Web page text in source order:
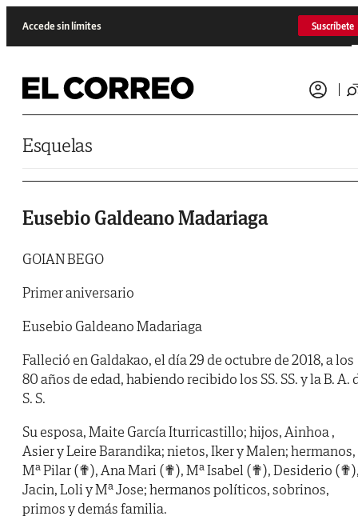
Accede sin límites Suscríbete
Esquelas
Eusebio Galdeano Madariaga
GOIAN BEGO
Primer aniversario
Eusebio Galdeano Madariaga
Falleció en Galdakao, el día 29 de octubre de 2018, a los
80 años de edad, habiendo recibido los SS. SS. y la B. A.
S. S.
Su esposa, Maite García Iturricastillo; hijos, Ainhoa ,
Asier y Leire Barandika; nietos, Iker y Malen; hermanos,
Mª Pilar (✟), Ana Mari (✟), Mª Isabel (✟), Desiderio
Jacin, Loli y Mª Jose; hermanos políticos, sobrinos,
primos y demás familia.